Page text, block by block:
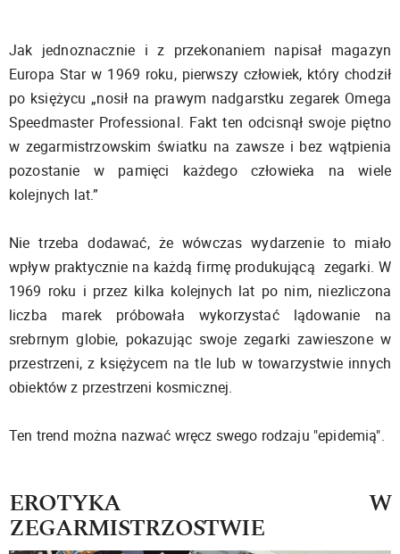
Jak jednoznacznie i z przekonaniem napisał magazyn
Europa Star w 1969 roku, pierwszy człowiek, który chodził
po księżycu „nosił na prawym nadgarstku zegarek Omega
Speedmaster Professional. Fakt ten odcisnął swoje piętno
w zegarmistrzowskim światku na zawsze i bez wątpienia
pozostanie w pamięci każdego człowieka na wiele
kolejnych lat.”
Nie trzeba dodawać, że wówczas wydarzenie to miało
wpływ praktycznie na każdą firmę produkującą zegarki. W
1969 roku i przez kilka kolejnych lat po nim, niezliczona
liczba marek próbowała wykorzystać lądowanie na
srebrnym globie, pokazując swoje zegarki zawieszone w
przestrzeni, z księżycem na tle lub w towarzystwie innych
obiektów z przestrzeni kosmicznej.
Ten trend można nazwać wręcz swego rodzaju "epidemią".
EROTYKA W
ZEGARMISTRZOSTWIE